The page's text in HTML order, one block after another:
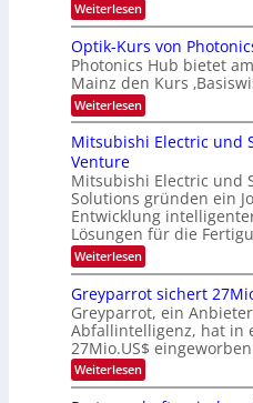
r
a
r
b
e
i
n
g
s
-
T
r
e
n
d
s
k
e
W
a
c
h
s
u
i
m
e
r
s
t
e
n
H
a
l
b
j
a
e
r
a
e
u
s
-
S
e
n
a
r
Weiterlesen:
K
-
E
i
n
s
a
t
n
m
m
t
i
n
d
e
r
D
A
C
H
Optik-Kurs von
Photonics Hub bietet
Mainz den Kurs
Weiterlesen:
O
p
t
k
-
K
u
r
s
v
o
n
P
h
o
t
o
n
Mitsubishi Electric und
Venture
Mitsubishi Electric und
Solutions gründen ein
Entwicklung
Lösungen für die
Weiterlesen:
M
t
s
u
b
i
s
Greyparrot sichert
Greyparrot, ein
Abfallintelligenz, hat in
27Mio.US$
Weiterlesen:
G
r